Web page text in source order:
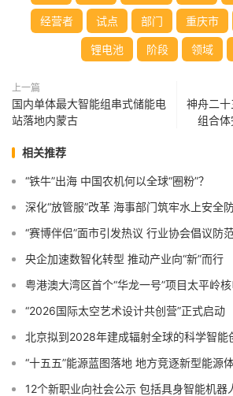
经营者 试点 部门 重庆市
锂电池 阶段 领域
上一篇
国内单体最大智能组串式储能电
站落地内蒙古
神舟二
组合
相关推荐
“铁牛”出海 中国农机何以全球“圈粉”？
深化“放管服”改革 海事部门筑牢水上安全
“赛博伴侣”面市引发热议 行业协会倡议防
央企加速数智化转型 推动产业向“新”而行
粤港澳大湾区首个“华龙一号”项目太平岭
“2026国际太空艺术设计共创营”正式启动
北京拟到2028年建成辐射全球的科学智能
“十五五”能源蓝图落地 地方竞逐新型能源
12个新职业向社会公示 包括具身智能机器